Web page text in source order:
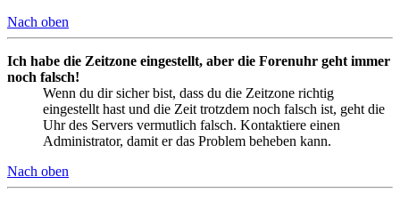
Nach oben
Ich habe die Zeitzone eingestellt, aber die Forenuhr geht immer
noch falsch!
Wenn du dir sicher bist, dass du die Zeitzone richtig
eingestellt hast und die Zeit trotzdem noch falsch ist, geht die
Uhr des Servers vermutlich falsch. Kontaktiere einen
Administrator, damit er das Problem beheben kann.
Nach oben